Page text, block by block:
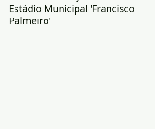
Estádio Municipal 'Francisco
Palmeiro'